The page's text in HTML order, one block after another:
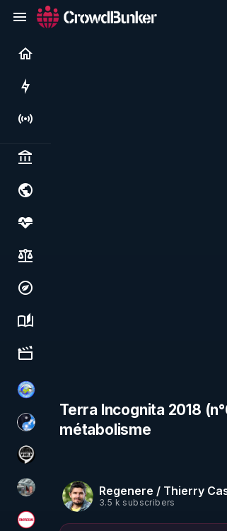
Live
Politics & institutions
Society, justice & freedoms
Economy, environment & technology
Science, history & spirituality
Culture, media & entertainment
Tonton Posture Débrief
Chercheur de vérité
Notre Réalité Est Falsifiée Et Fausse
Ben Garneau
Magazine Nexus
Terra Incognita 2018
métabolisme
Regenere / Thierry
3.5 k subscribers